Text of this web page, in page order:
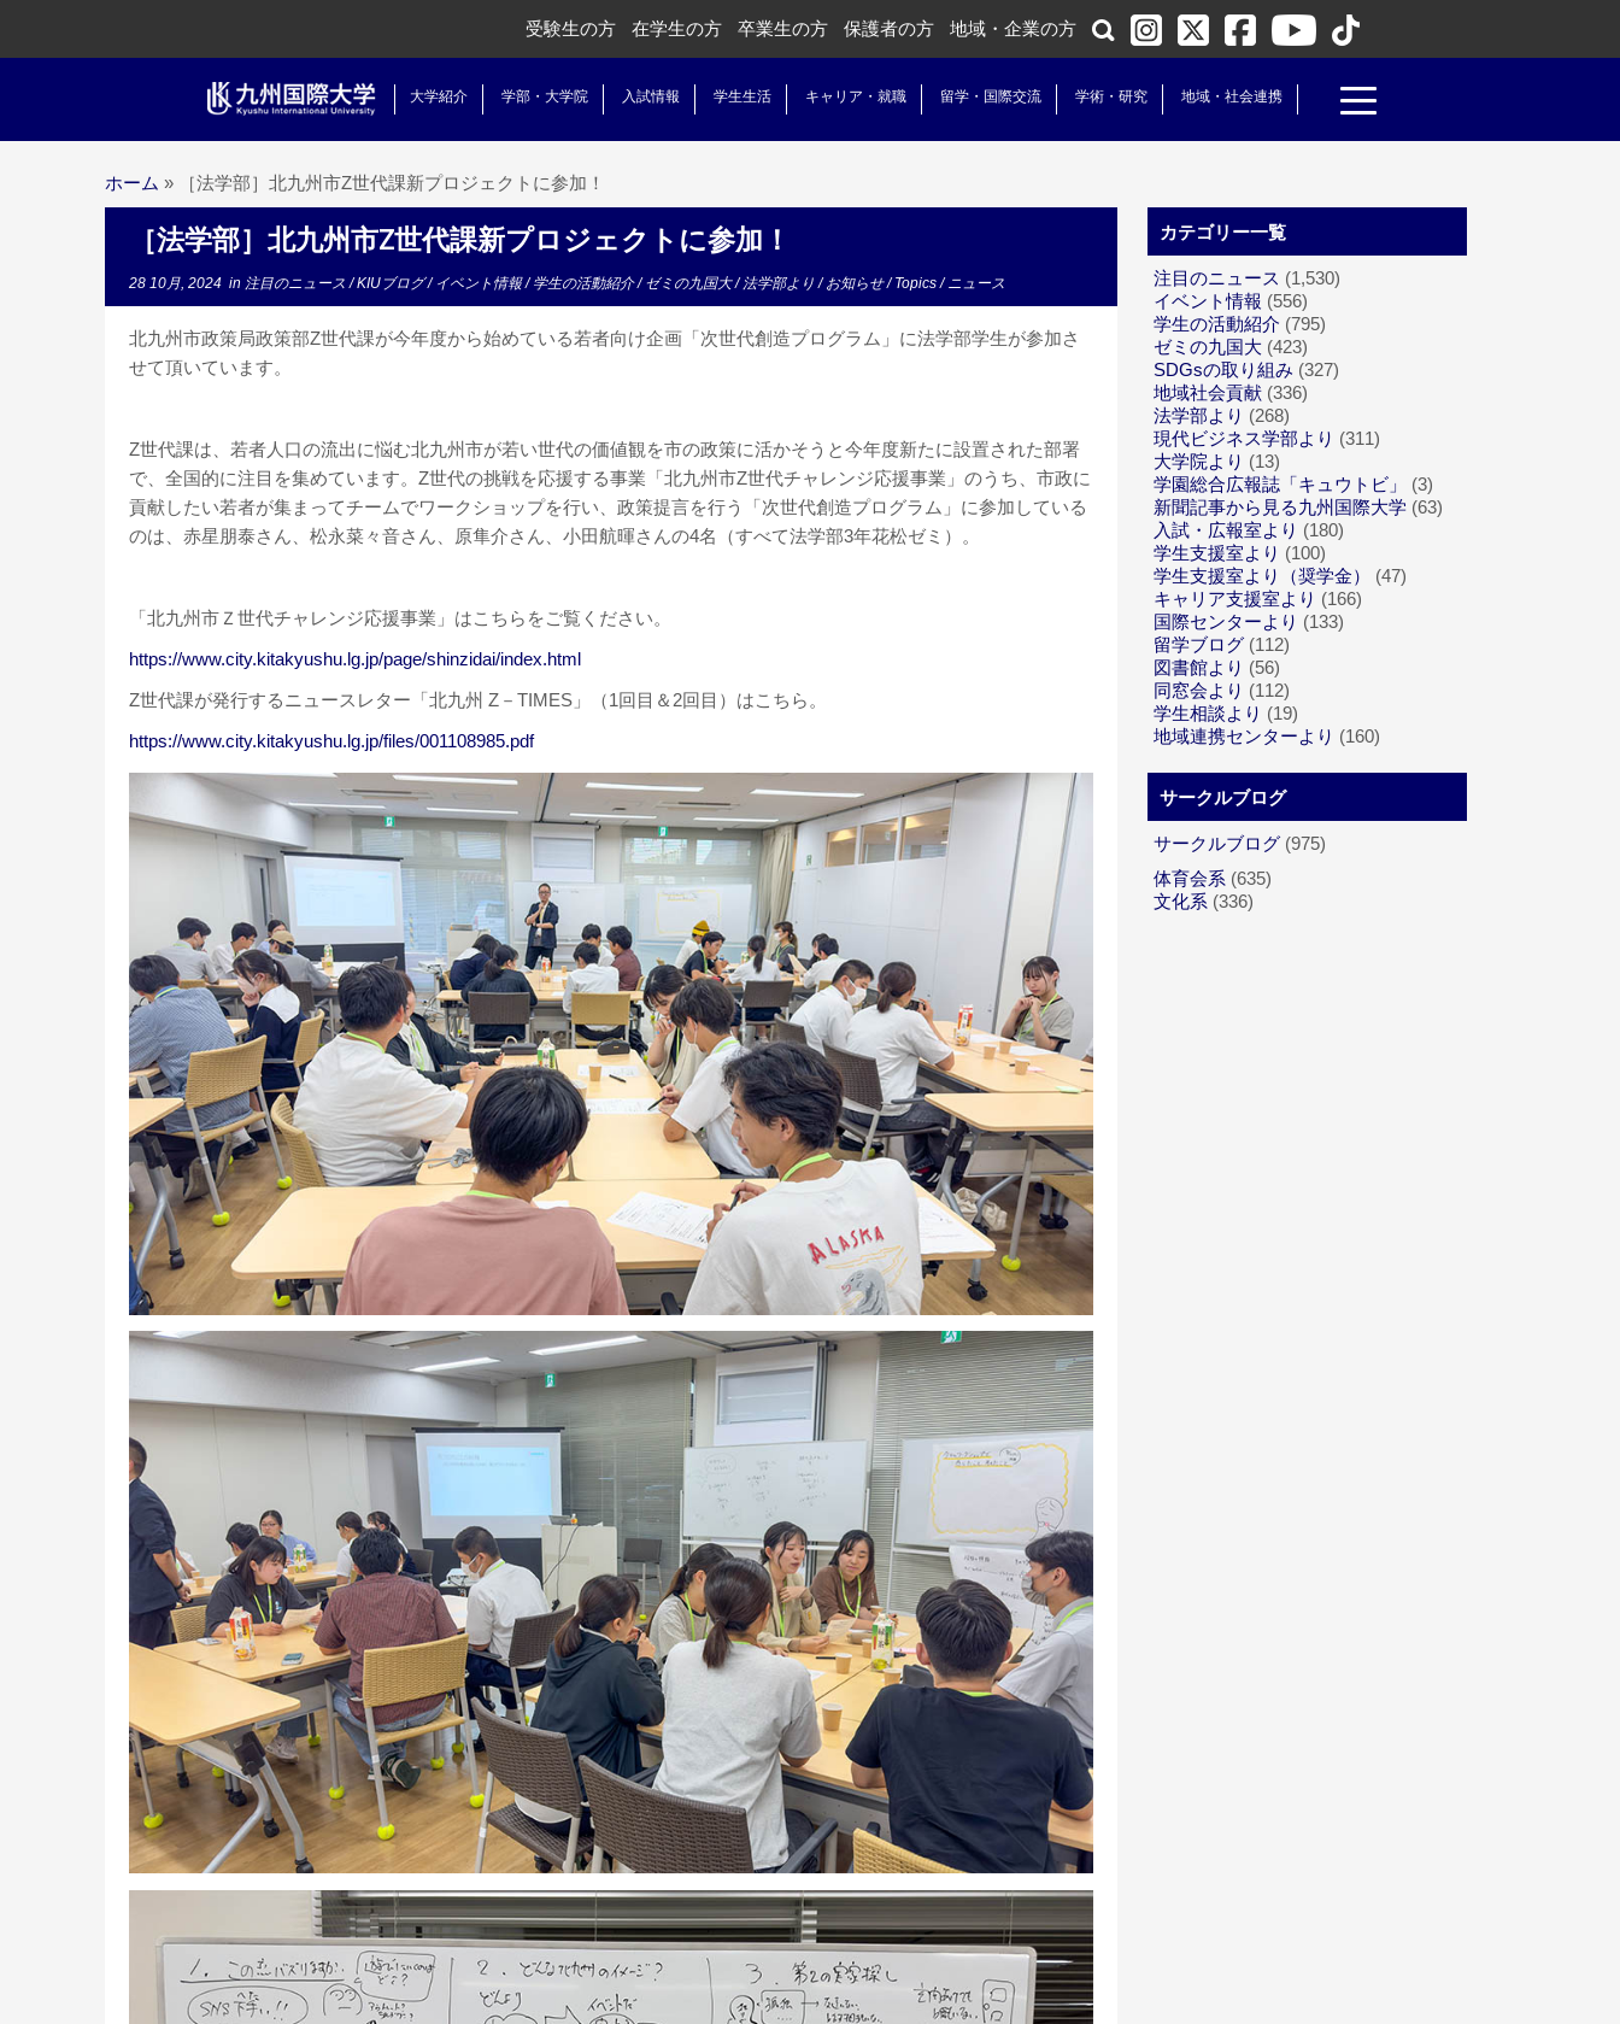
受験生の方 在学生の方 卒業生の方 保護者の方 地域・企業の方
大学紹介 学部・大学院 入試情報 学生生活 キャリア・就職 留学・国際交流 学術・研究 地域・社会連携
ホーム » ［法学部］北九州市Z世代課新プロジェクトに参加！
［法学部］北九州市Z世代課新プロジェクトに参加！
28 10月, 2024 in 注目のニュース/KIUブログ/ イベント情報/学生の活動紹介/ゼミの九国大/法学部より/お知らせ/Topics/ニュース
北九州市政策局政策部Z世代課が今年度から始めている若者向け企画「次世代創造プログラム」に法学部学生が参加さ
せて頂いています。
Z世代課は、若者人口の流出に悩む北九州市が若い世代の価値観を市の政策に活かそうと今年度新たに設置された部署
で、全国的に注目を集めています。Z世代の挑戦を応援する事業「北九州市Z世代チャレンジ応援事業」のうち、市政に
貢献したい若者が集まってチームでワークショップを行い、政策提言を行う「次世代創造プログラム」に参加している
のは、赤星朋泰さん、松永菜々音さん、原隼介さん、小田航暉さんの4名（すべて法学部3年花松ゼミ）。
「北九州市Ｚ世代チャレンジ応援事業」はこちらをご覧ください。
https://www.city.kitakyushu.lg.jp/page/shinzidai/index.html
Z世代課が発行するニュースレター「北九州 Z－TIMES」（1回目＆2回目）はこちら。
https://www.city.kitakyushu.lg.jp/files/001108985.pdf
カテゴリー一覧
注目のニュース (1,530)
イベント情報 (556)
学生の活動紹介 (795)
ゼミの九国大 (423)
SDGsの取り組み (327)
地域社会貢献 (336)
法学部より (268)
現代ビジネス学部より (311)
大学院より (13)
学園総合広報誌「キュウトビ」
(3)
新聞記事から見る九州国際大学 (63)
入試・広報室より (180)
学生支援室より (100)
学生支援室より（奨学金）
(47)
キャリア支援室より (166)
国際センターより (133)
留学ブログ (112)
図書館より (56)
同窓会より (112)
学生相談より (19)
地域連携センターより (160)
サークルブログ
サークルブログ (975)
体育会系 (635)
文化系 (336)